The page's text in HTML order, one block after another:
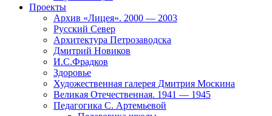
Проекты
Архив «Лицея». 2000 — 2003
Русский Север
Архитектура Петрозаводска
Дмитрий Новиков
И.С.Фрадков
Здоровье
Художественная галерея Дмитрия Москина
Великая Отечественная. 1941 — 1945
Педагогика С. Артемьевой